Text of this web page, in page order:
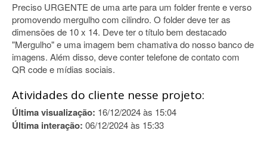
Preciso URGENTE de uma arte para um folder frente e verso
promovendo mergulho com cilindro. O folder deve ter as
dimensões de 10 x 14. Deve ter o título bem destacado
"Mergulho" e uma imagem bem chamativa do nosso banco de
imagens. Além disso, deve conter telefone de contato com
QR code e mídias sociais.
Atividades do cliente nesse projeto:
Última visualização: 16/12/2024 às 15:04
Última interação: 06/12/2024 às 15:33